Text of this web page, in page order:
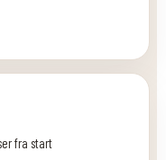
fra start